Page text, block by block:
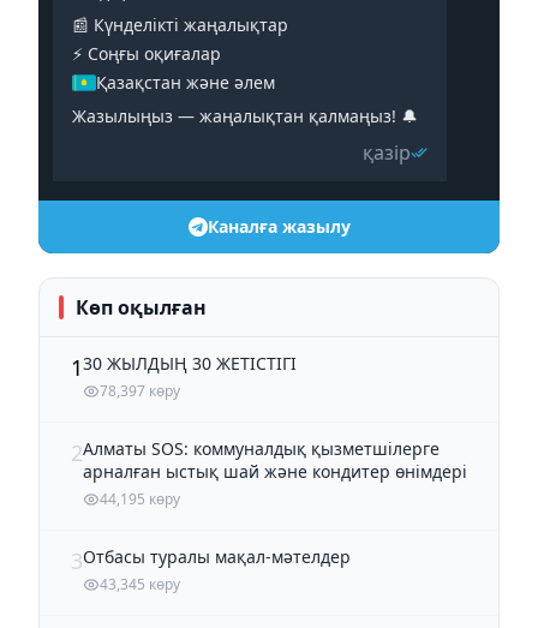
📰 Күнделікті жаңалықтар
⚡️ Соңғы оқиғалар
Қазақстан және әлем
Жазылыңыз — жаңалықтан қалмаңыз! 🔔
қазір
Каналға жазылу
Көп оқылған
130 ЖЫЛДЫҢ 30 ЖЕТІСТІГІ
78,397 көру
2Алматы SOS: коммуналдық қызметшілерге
арналған ыстық шай және кондитер өнімдері
44,195 көру
3Отбасы туралы мақал-мәтелдер
43,345 көру